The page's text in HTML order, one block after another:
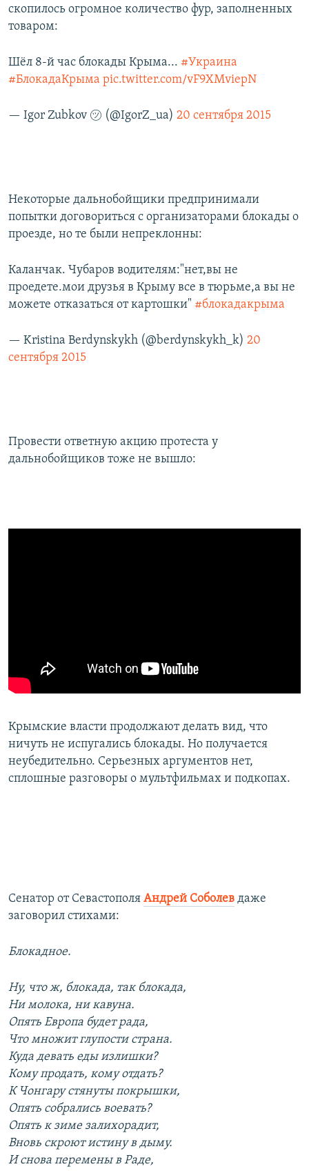
скопилось огромное количество фур, заполненных
товаром:
Шёл 8-й час блокады Крыма... #Украина
#БлокадаКрыма pic.twitter.com/vF9XMviepN
— Igor Zubkov ㋡ (@IgorZ_ua) 20 сентября 2015
Некоторые дальнобойщики предпринимали
попытки договориться с организаторами блокады о
проезде, но те были непреклонны:
Каланчак. Чубаров водителям:"нет,вы не
проедете.мои друзья в Крыму все в тюрьме,а вы не
можете отказаться от картошки" #блокадакрыма
— Kristina Berdynskykh (@berdynskykh_k) 20
сентября 2015
Провести ответную акцию протеста у
дальнобойщиков тоже не вышло:
Крымские власти продолжают делать вид, что
ничуть не испугались блокады. Но получается
неубедительно. Серьезных аргументов нет,
сплошные разговоры о мультфильмах и подкопах.
Сенатор от Севастополя Андрей Соболев даже
заговорил стихами:
Блокадное.
Ну, что ж, блокада, так блокада,
Ни молока, ни кавуна.
Опять Европа будет рада,
Что множит глупости страна.
Куда девать еды излишки?
Кому продать, кому отдать?
К Чонгару стянуты покрышки,
Опять собрались воевать?
Опять к зиме залихорадит,
Вновь скроют истину в дыму.
И снова перемены в Раде,